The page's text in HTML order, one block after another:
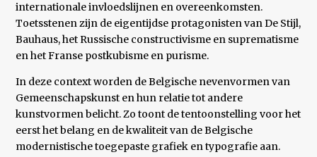
internationale invloedslijnen en overeenkomsten.
Toetsstenen zijn de eigentijdse protagonisten van De Stijl,
Bauhaus, het Russische constructivisme en suprematisme
en het Franse postkubisme en purisme.
In deze context worden de Belgische nevenvormen van
Gemeenschapskunst en hun relatie tot andere
kunstvormen belicht. Zo toont de tentoonstelling voor het
eerst het belang en de kwaliteit van de Belgische
modernistische toegepaste grafiek en typografie aan.